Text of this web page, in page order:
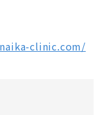
clinic.com/